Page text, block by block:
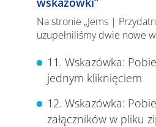
Na stronie „Jems |
uzupełniliśmy dwie nowe
11. Wskazówka:
jednym kliknięciem
12. Wskazówka:
załączników w pliku